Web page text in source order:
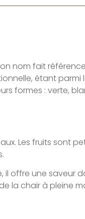
nom fait
étant parmi
formes : verte,
Les fruits sont
il offre une saveur
la chair à pleine